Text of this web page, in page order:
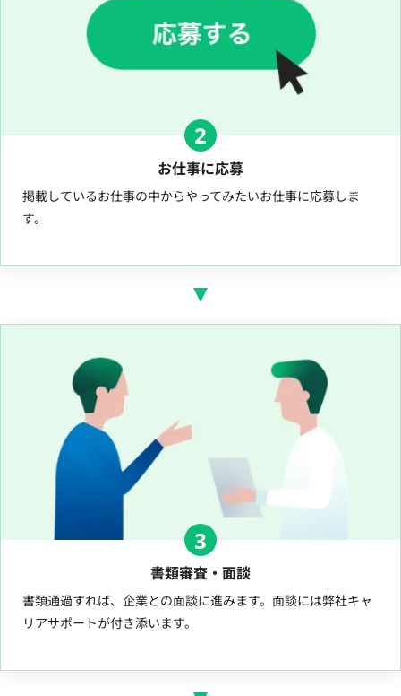
2
お仕事に応募
掲載しているお仕事の中からやってみたいお仕事に応募しま
す。
3
書類審査・面談
書類通過すれば、企業との面談に進みます。面談には弊社キャ
リアサポートが付き添います。